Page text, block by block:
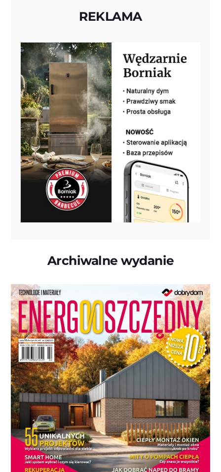
REKLAMA
Archiwalne wydanie